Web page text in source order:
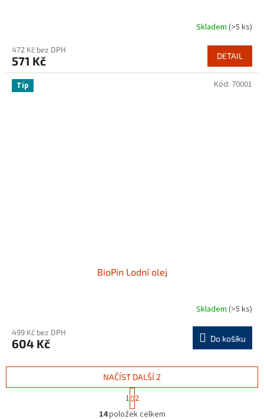
Skladem (>5 ks)
472 Kč bez DPH
571 Kč DETAIL
Tip
BioPin Lodní olej
Skladem (>5 ks)
499 Kč bez DPH
604 Kč Do košíku
Kód: 70001
O
NAČÍST DALŠÍ 2
t
r
1 2
14položek celkem